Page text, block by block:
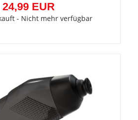
24,99 EUR
- Nicht mehr verfügbar